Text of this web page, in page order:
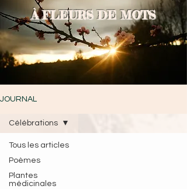
À FLEURS DE MOTS
JOURNAL
Tous les articles
Poèmes
Plantes
médicinales
Célébrations